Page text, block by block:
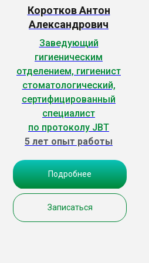
Коротков Антон
Александрович
Заведующий
гигиеническим
отделением, гигиенист
стоматологический,
сертифицированный
специалист
по протоколу JBT
5 лет опыт работы
Подробнее
Записаться